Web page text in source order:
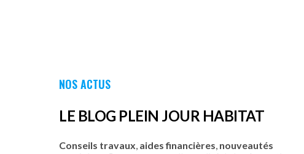
NOS ACTUS
LE BLOG PLEIN JOUR HABITAT
Conseils travaux, aides financières, nouveautés